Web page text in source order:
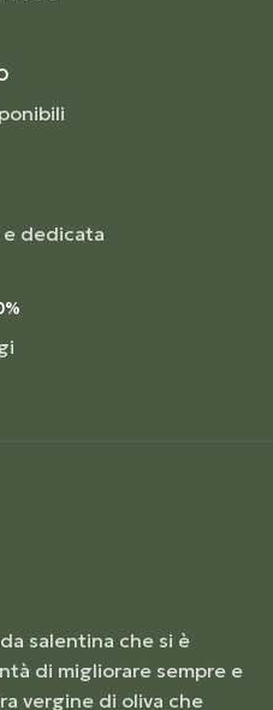
dedicata
salentina che si è
di migliorare sempre e
vergine di oliva che